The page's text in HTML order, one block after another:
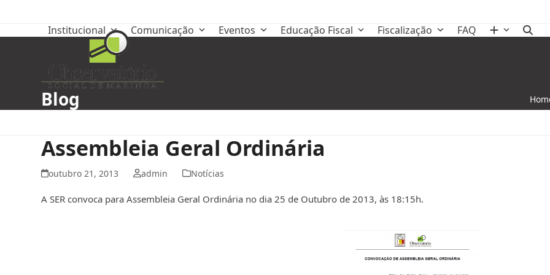
Institucional Comunicação Eventos Educação Fiscal Fiscalização FAQ
Blog
Assembleia Geral Ordinária
outubro 21, 2013 admin Notícias
A SER convoca para Assembleia Geral Ordinária no dia 25 de Outubro de 2013, às 18:15h.